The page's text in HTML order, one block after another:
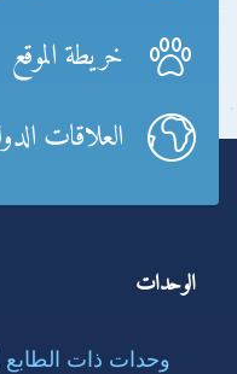
خريطة الموقع
العلاقات
الوحدات
وحدات ذات الطابع